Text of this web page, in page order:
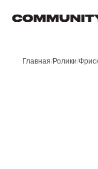
Главная/Ролики/